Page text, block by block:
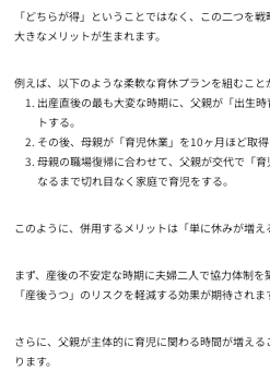
「どちらが得」ということではなく、この二つを
大きなメリットが生まれます。
例えば、以下のような柔軟な育休プランを組むこと
出産直後の最も大変な時期に、父親が「出生
トする。
その後、母親が「育児休業」を10ヶ月ほど取得
母親の職場復帰に合わせて、父親が交代で「
なるまで切れ目なく家庭で育児をする。
このように、併用するメリットは「単に休みが増え
まず、産後の不安定な時期に夫婦二人で協力体制を
「産後うつ」のリスクを軽減する効果が期待されま
さらに、父親が主体的に育児に関わる時間が増え
ります。